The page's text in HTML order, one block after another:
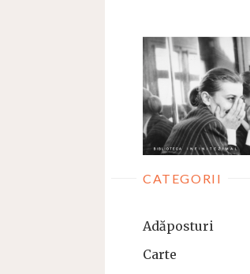
CATEGORII
Adăposturi
Carte